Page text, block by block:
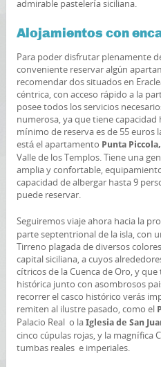
admirable pastelería siciliana.
Alojamientos con
Para poder disfrutar plenamente
conveniente reservar algún
recomendar dos situados en
céntrica, con acceso rápido a la
posee todos los servicios
numerosa, ya que tiene capacidad
mínimo de reserva es de 55 euros
está el apartamento Punta Piccola,
Valle de los Templos. Tiene una
amplia y confortable,
capacidad de albergar hasta 9
puede reservar.
Seguiremos viaje ahora hacia la
parte septentrional de la isla, con
Tirreno plagada de diversos
capital siciliana, a cuyos
cítricos de la Cuenca de Oro, y
histórica junto con asombrosos
recorrer el casco histórico verás
remiten al ilustre pasado, como el
Palacio Real o la Iglesia de San
cinco cúpulas rojas, y la magnífica
tumbas reales e imperiales.